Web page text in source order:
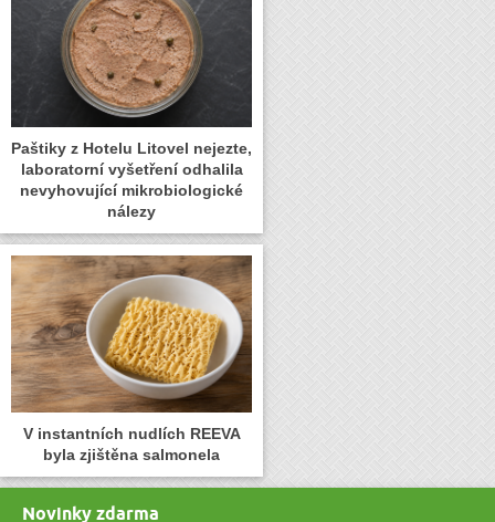
Paštiky z Hotelu Litovel nejezte,
laboratorní vyšetření odhalila
nevyhovující mikrobiologické
nálezy
V instantních nudlích REEVA
byla zjištěna salmonela
Novinky zdarma